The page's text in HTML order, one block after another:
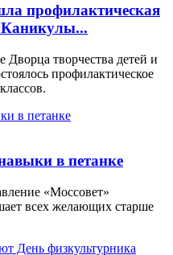
профилактическая
Дворца творчества детей и
профилактическое
в петанке
«Моссовет»
всех желающих старше